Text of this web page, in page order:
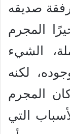
صديقه
المجرم
الشيء
لكنه
المجرم
التي